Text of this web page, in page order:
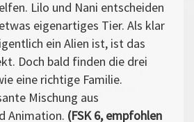
Lilo und Nani entscheiden
eigenartiges Tier. Als klar
ein Alien ist, ist das
Doch bald finden die drei
eine richtige Familie.
Mischung aus
Animation. (FSK 6, empfohlen